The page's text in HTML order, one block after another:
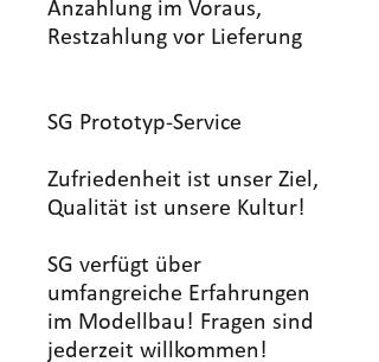
Anzahlung im Voraus,
Restzahlung vor Lieferung
SG Prototyp-Service
Zufriedenheit ist unser Ziel,
Qualität ist unsere Kultur!
SG verfügt über
umfangreiche Erfahrungen
im Modellbau! Fragen sind
jederzeit willkommen!